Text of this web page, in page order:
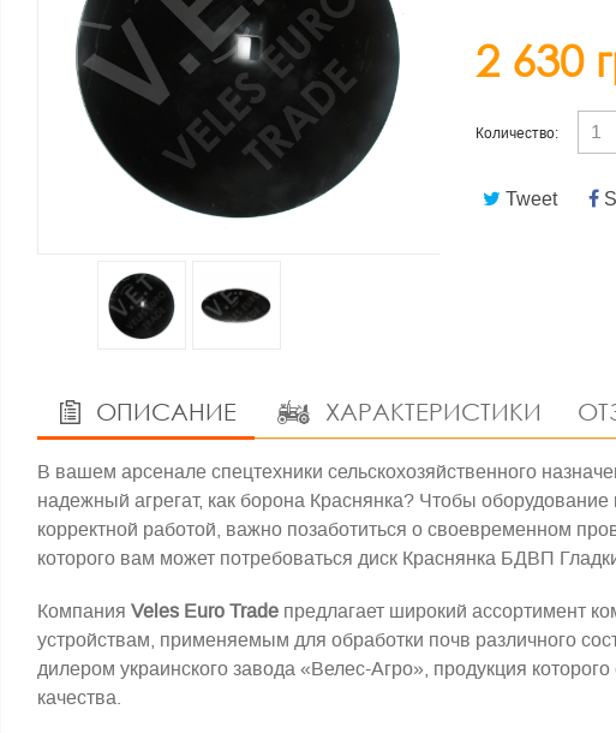
2 630
Количество:
Tweet
ОПИСАНИЕ ХАРАКТЕРИСТИКИ
В вашем арсенале спецтехники сельскохозяйственного
надежный агрегат, как борона Краснянка? Чтобы
корректной работой, важно позаботиться о своевременном
которого вам может потребоваться диск Краснянка БДВП
Компания Veles Euro Trade предлагает широкий ассортимент
устройствам, применяемым для обработки почв различного
дилером украинского завода «Велес-Агро», продукция
качества.